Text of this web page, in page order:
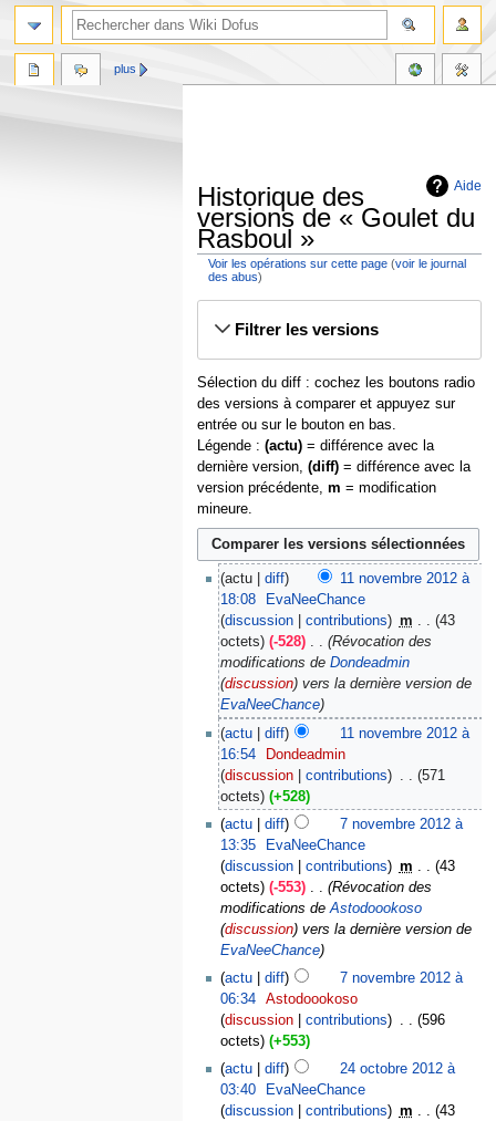
Aide
Historique des
versions de « Goulet du
Rasboul »
Voir les opérations sur cette page (voir le journal
des abus)
Filtrer les versions
Sélection du diff : cochez les boutons radio
des versions à comparer et appuyez sur
entrée ou sur le bouton en bas.
Légende : (actu)= différence avec la
dernière version, (diff)= différence avec la
version précédente, m = modification
mineure.
actu diff
11 novembre 2012 à
18:08
EvaNeeChance
discussion
contributions m
43
octets
-528
Révocation des
modifications deDondeadmin
(discussion) vers la dernière version de
EvaNeeChance
actu
diff
11 novembre 2012 à
16:54
Dondeadmin
discussion
contributions
571
octets
+528
actu
diff
7 novembre 2012 à
13:35
EvaNeeChance
discussion
contributions m
43
octets
-553
Révocation des
modifications deAstodoookoso
(discussion) vers la dernière version de
EvaNeeChance
actu
diff
7 novembre 2012 à
06:34
Astodoookoso
discussion
contributions
596
octets
+553
actu
diff
24 octobre 2012 à
03:40
EvaNeeChance
discussion
contributions m
43
plus